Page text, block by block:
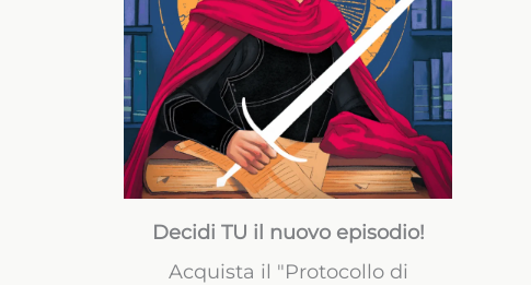
Decidi TU il nuovo episodio!
Acquista il "Protocollo di